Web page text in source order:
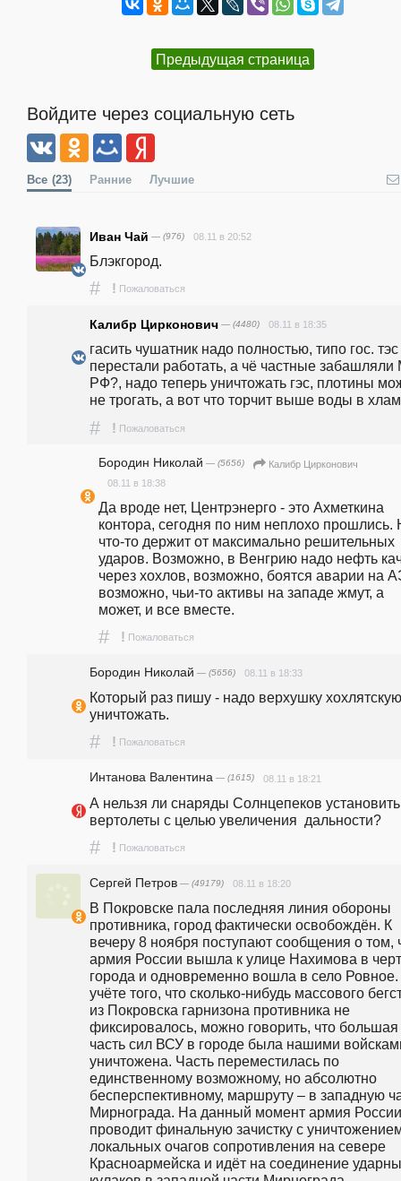
Предыдущая страница
Войдите через социальную сеть
Все (23) Ранние Лучшие
Иван Чай — (976) 08.11 в 20:52
Блэкгород.
# ! Пожаловаться
Калибр Цирконович — (4480) 08.11 в 18:35
гасить чушатник надо полностью, типо гос.
перестали работать, а чё частные
РФ?, надо теперь уничтожать гэс, плотины
не трогать, а вот что торчит выше воды в хлам
# ! Пожаловаться
Бородин Николай — (5656)
Калибр Цирконович
08.11 в 18:38
Да вроде нет, Центрэнерго - это Ахметкина
контора, сегодня по ним неплохо прошлись.
что-то держит от максимально решительных
ударов. Возможно, в Венгрию надо нефть
через хохлов, возможно, боятся аварии на
возможно, чьи-то активы на западе жмут, а
может, и все вместе.
# ! Пожаловаться
Бородин Николай — (5656) 08.11 в 18:33
Который раз пишу - надо верхушку хохлятскую
уничтожать.
# ! Пожаловаться
Интанова Валентина — (1615) 08.11 в 18:21
А нельзя ли снаряды Солнцепеков
вертолеты с целью увеличения  дальности?
# ! Пожаловаться
Сергей Петров — (49179) 08.11 в 18:20
В Покровске пала последняя линия обороны
противника, город фактически освобождён. К
вечеру 8 ноября поступают сообщения о том,
армия России вышла к улице Нахимова в
города и одновременно вошла в село
учёте того, что сколько-нибудь массового
из Покровска гарнизона противника не
фиксировалось, можно говорить, что большая
часть сил ВСУ в городе была нашими
уничтожена. Часть переместилась по
единственному возможному, но абсолютно
бесперспективному, маршруту – в западную
Мирнограда. На данный момент армия России
проводит финальную зачистку с
локальных очагов сопротивления на севере
Красноармейска и идёт на соединение